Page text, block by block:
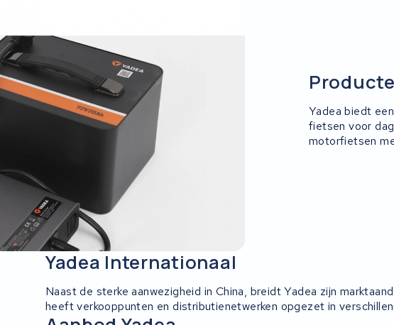
Yadea biedt
fietsen voor
motorfietsen
Yadea Internationaal
Naast de sterke aanwezigheid in China, breidt Yadea zijn
heeft verkooppunten en distributienetwerken opgezet in